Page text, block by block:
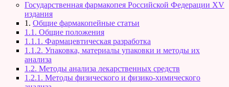
Государственная фармакопея Российской Федерации XV
издания
1. Общие фармакопейные статьи
1.1. Общие положения
1.1.1. Фармацевтическая разработка
1.1.2. Упаковка, материалы упаковки и методы их
анализа
1.2. Методы анализа лекарственных средств
1.2.1. Методы физического и физико-химического